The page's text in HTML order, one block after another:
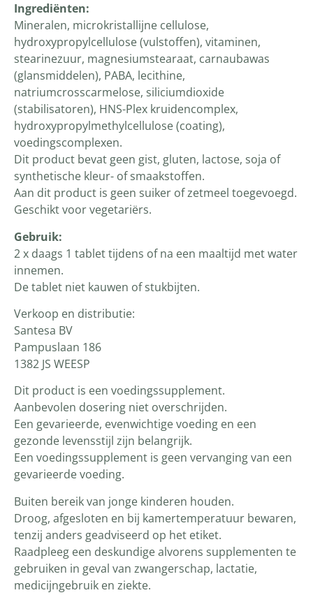
Ingrediënten:
Mineralen, microkristallijne cellulose,
hydroxypropylcellulose (vulstoffen), vitaminen,
stearinezuur, magnesiumstearaat, carnaubawas
(glansmiddelen), PABA, lecithine,
natriumcrosscarmelose, siliciumdioxide
(stabilisatoren), HNS-Plex kruidencomplex,
hydroxypropylmethylcellulose (coating),
voedingscomplexen.
Dit product bevat geen gist, gluten, lactose, soja of
synthetische kleur- of smaakstoffen.
Aan dit product is geen suiker of zetmeel toegevoegd.
Geschikt voor vegetariërs.
Gebruik:
2 x daags 1 tablet tijdens of na een maaltijd met water
innemen.
De tablet niet kauwen of stukbijten.
Verkoop en distributie:
Santesa BV
Pampuslaan 186
1382 JS WEESP
Dit product is een voedingssupplement.
Aanbevolen dosering niet overschrijden.
Een gevarieerde, evenwichtige voeding en een
gezonde levensstijl zijn belangrijk.
Een voedingssupplement is geen vervanging van een
gevarieerde voeding.
Buiten bereik van jonge kinderen houden.
Droog, afgesloten en bij kamertemperatuur bewaren,
tenzij anders geadviseerd op het etiket.
Raadpleeg een deskundige alvorens supplementen te
gebruiken in geval van zwangerschap, lactatie,
medicijngebruik en ziekte.